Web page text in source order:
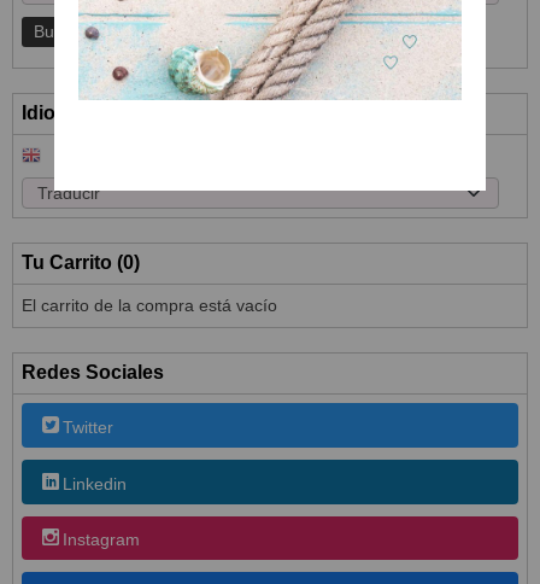
Idioma
Tu Carrito (0)
El carrito de la compra está vacío
Redes Sociales
Twitter
Linkedin
Instagram